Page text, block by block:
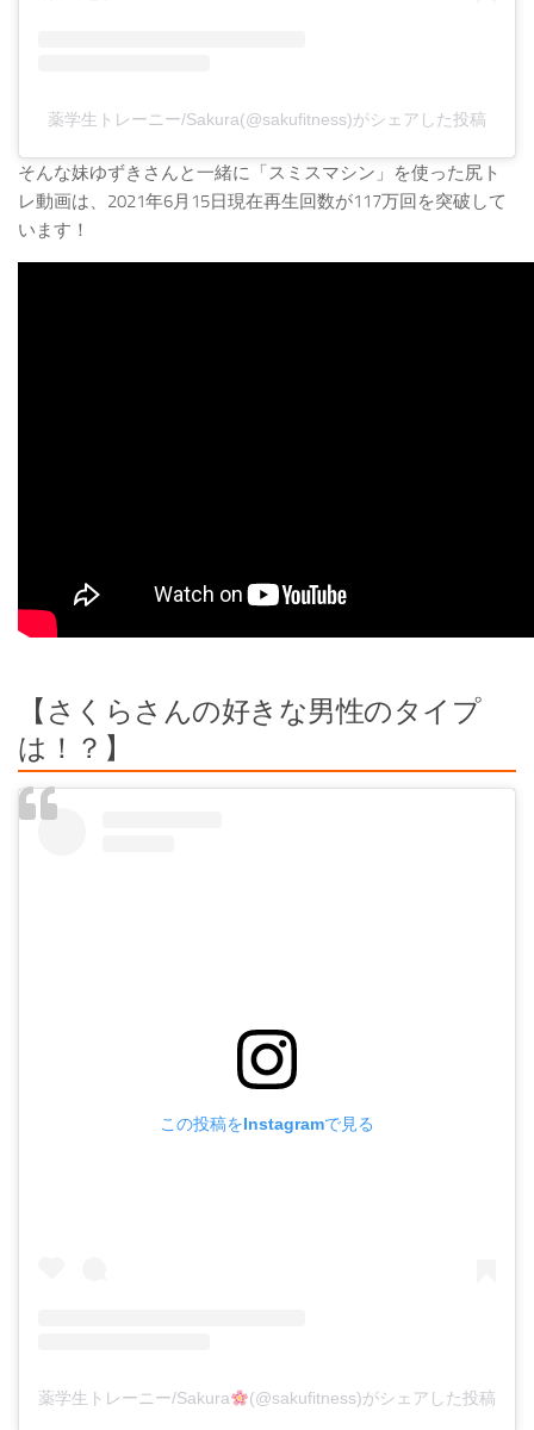
薬学生トレーニー/Sakura(@sakufitness)がシェアした投稿
そんな妹ゆずきさんと一緒に「スミスマシン」を使った尻ト
レ動画は、2021年6月15日現在再生回数が117万回を突破して
います！
【さくらさんの好きな男性のタイプ
は！？】
この投稿をInstagramで見る
薬学生トレーニー/Sakura (@sakufitness)がシェアした投稿